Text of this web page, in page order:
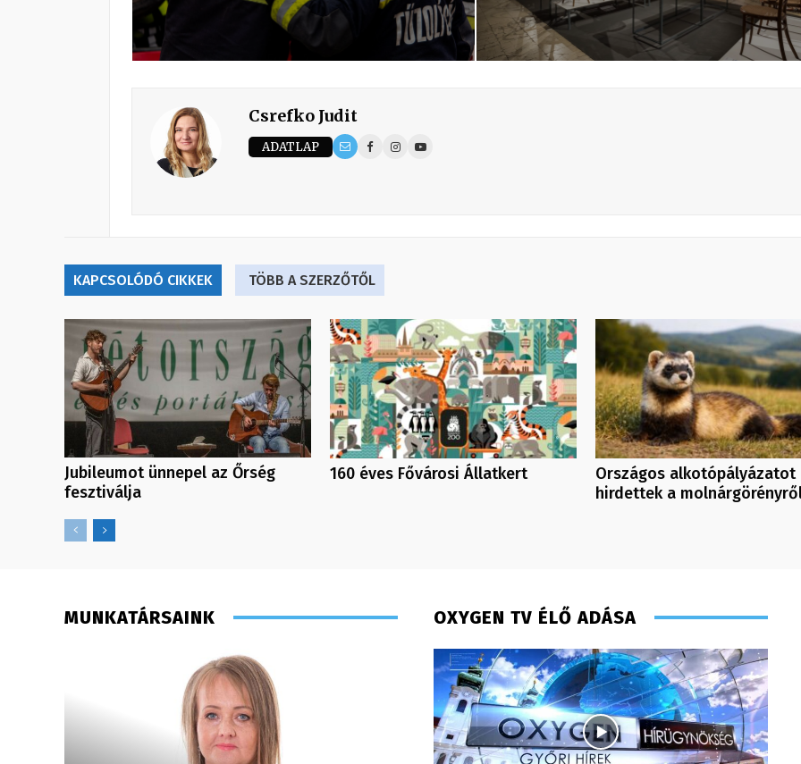
Csrefko Judit
ADATLAP
KAPCSOLÓDÓ CIKKEK TÖBB A SZERZŐTŐL
Jubileumot ünnepel az Őrség
fesztiválja
160 éves Fővárosi Állatkert
Országos alkotópályázatot
hirdettek a
MUNKATÁRSAINK OXYGEN TV ÉLŐ ADÁSA